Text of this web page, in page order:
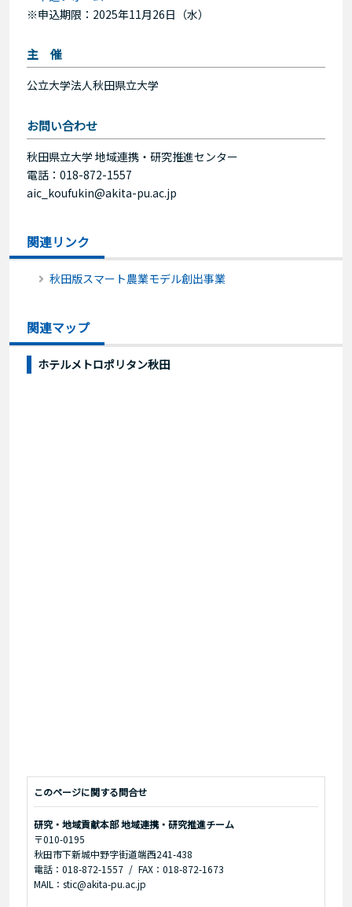
※申込期限：2025年11月26日（水）
主 催
公立大学法人秋田県立大学
お問い合わせ
秋田県立大学 地域連携・研究推進センター
電話：018-872-1557
aic_koufukin@akita-pu.ac.jp
関連リンク
秋田版スマート農業モデル創出事業
関連マップ
ホテルメトロポリタン秋田
このページに関する問合せ
研究・地域貢献本部 地域連携・研究推進チーム
〒010-0195
秋田市下新城中野字街道端西241-438
電話：018-872-1557
FAX：018-872-1673
MAIL：stic@akita-pu.ac.jp